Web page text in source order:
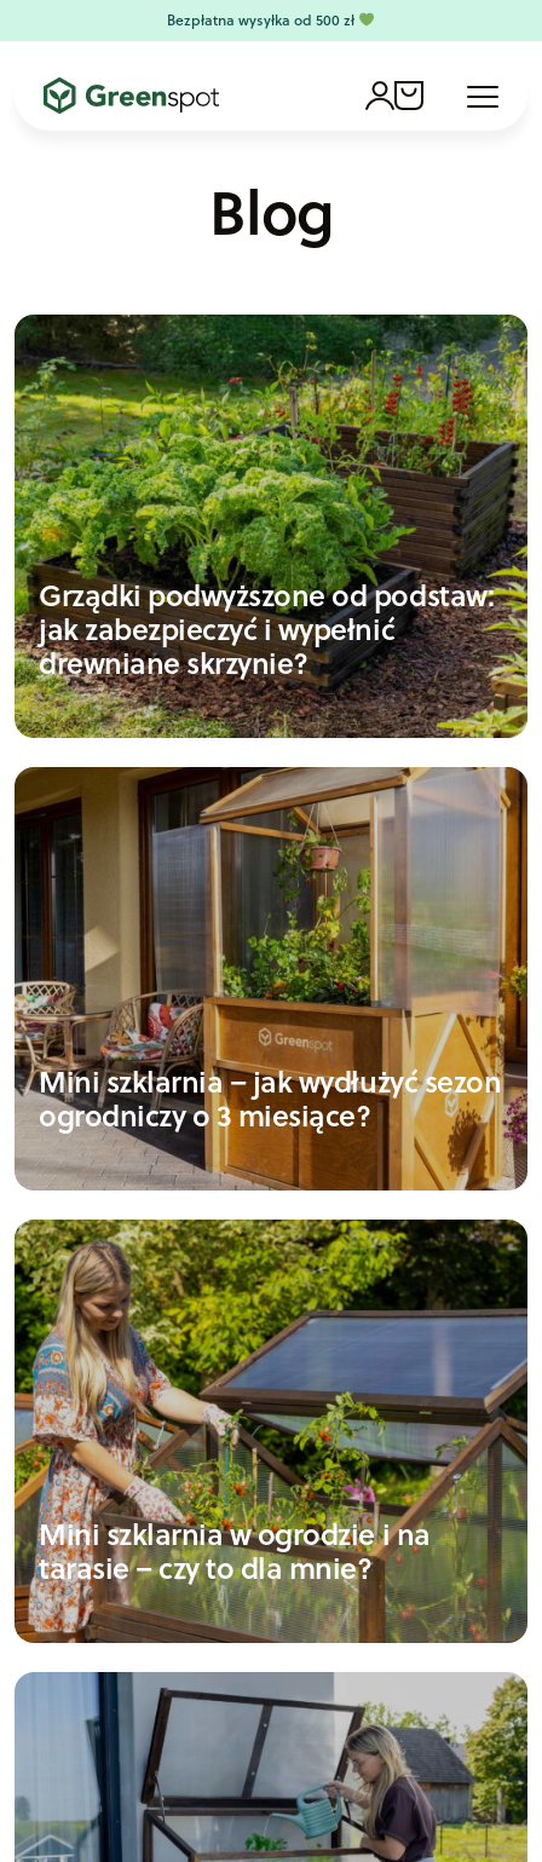
Bezpłatna wysyłka od 500 zł
Account
Cart
Blog
Grządki podwyższone od podstaw:
jak zabezpieczyć i wypełnić
drewniane skrzynie?
Mini szklarnia – jak wydłużyć sezon
ogrodniczy o 3 miesiące?
Mini szklarnia w ogrodzie i na
tarasie – czy to dla mnie?